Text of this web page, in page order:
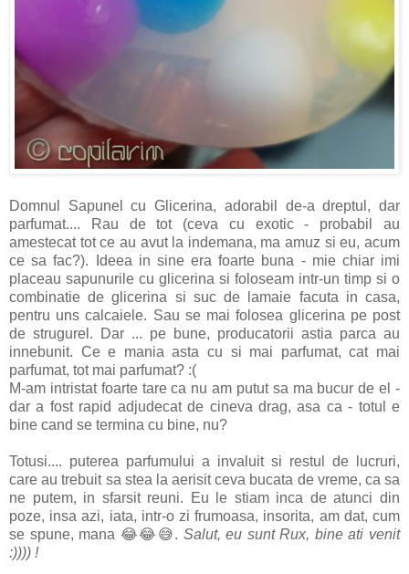
Domnul Sapunel cu Glicerina, adorabil de-a dreptul, dar
parfumat.... Rau de tot (ceva cu exotic - probabil au
amestecat tot ce au avut la indemana, ma amuz si eu, acum
ce sa fac?). Ideea in sine era foarte buna - mie chiar imi
placeau sapunurile cu glicerina si foloseam intr-un timp si o
combinatie de glicerina si suc de lamaie facuta in casa,
pentru uns calcaiele. Sau se mai folosea glicerina pe post
de strugurel. Dar ... pe bune, producatorii astia parca au
innebunit. Ce e mania asta cu si mai parfumat, cat mai
parfumat, tot mai parfumat? :(
M-am intristat foarte tare ca nu am putut sa ma bucur de el -
dar a fost rapid adjudecat de cineva drag, asa ca - totul e
bine cand se termina cu bine, nu?
Totusi.... puterea parfumului a invaluit si restul de lucruri,
care au trebuit sa stea la aerisit ceva bucata de vreme, ca sa
ne putem, in sfarsit reuni. Eu le stiam inca de atunci din
poze, insa azi, iata, intr-o zi frumoasa, insorita, am dat, cum
se spune, mana 😂😂😅. Salut, eu sunt Rux, bine ati venit
:)))) !